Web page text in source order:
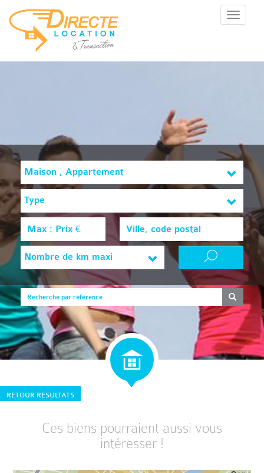
Menu
Maison , Appartement
Type
Nombre de km maxi
RETOUR RESULTATS
Ces biens pourraient aussi vous
intéresser !